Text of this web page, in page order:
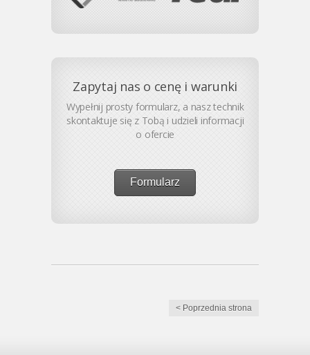
Zapytaj nas o cenę i warunki
Wypełnij prosty formularz, a nasz technik
skontaktuje się z Tobą i udzieli informacji
o ofercie
Formularz
< Poprzednia strona